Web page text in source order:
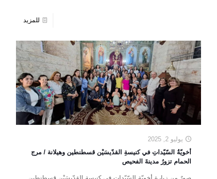
للمزيد
يوليو 2, 2025
أخويّةُ السّيّداتِ في كنيسةِ القدّيسَيْن قسطنطين وهيلانة / مرج
الحمام تزورُ مدينةَ الفحيص